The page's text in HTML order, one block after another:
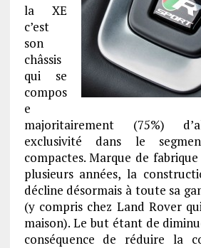
la XE
c’est
son
châssis
qui se
compos
e
majoritairement (75%)
exclusivité dans le
compactes. Marque de
plusieurs années, la
décline désormais à toute sa
(y compris chez Land Rover
maison). Le but étant de
conséquence de réduire la